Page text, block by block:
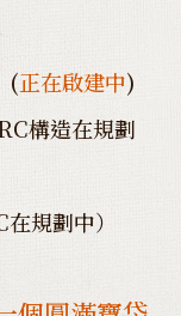
(請點入)
入)
(正在啟建中)
構造在規劃
規劃中）